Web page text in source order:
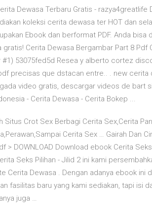
Dewasa Terbaru Gratis -
koleksi cerita dewasa ter HOT dan
Ebook dan berformat PDF. Anda
gratis! Cerita Dewasa Bergambar Part 8 Pdf
#1) 53075fed5d Resea y alberto cortez
precisas que dstacan entre.. . new cerita
video gratis, descargar videos de bart
- Cerita Dewasa - Cerita Bokep ...
Situs Crot Sex Berbagi Cerita Sex,Cerita
Cerita Sex … Gairah Dan
> DOWNLOAD Download ebook Cerita
Seks Pilihan - Jilid 2 ini kami
Cerita Dewasa . Dengan adanya ebook ini
fasilitas baru yang kami sediakan, tapi isi
juga …